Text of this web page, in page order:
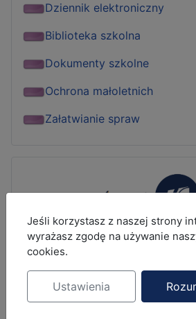
Dziennik elektroniczny
Biblioteka szkolna
Dokumenty szkolne
Ochrona małoletnich
Załatwianie spraw
Jeśli korzystasz z naszej strony
wyrażasz zgodę na używanie
cookies.
Ustawienia